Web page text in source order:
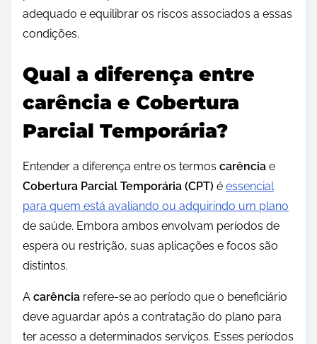
adequado e equilibrar os riscos associados a essas
condições.
Qual a diferença entre
carência e Cobertura
Parcial Temporária?
Entender a diferença entre os termos carência e
Cobertura Parcial Temporária (CPT) é essencial
para quem está avaliando ou adquirindo um plano
de saúde. Embora ambos envolvam períodos de
espera ou restrição, suas aplicações e focos são
distintos.
A carência refere-se ao período que o beneficiário
deve aguardar após a contratação do plano para
ter acesso a determinados serviços. Esses períodos